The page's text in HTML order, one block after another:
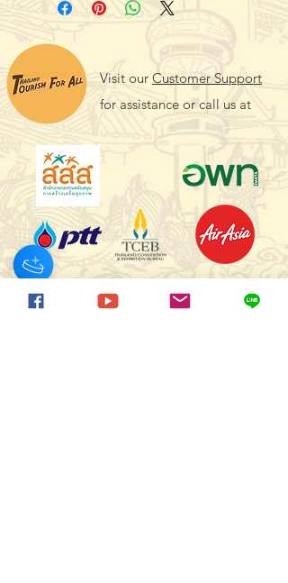
Visit our Customer Support
for assistance or call us at